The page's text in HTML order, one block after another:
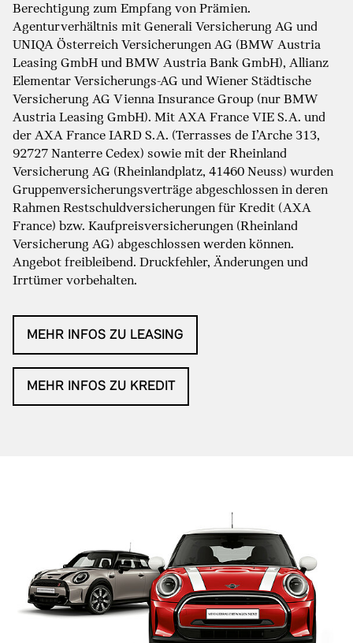
Berechtigung zum Empfang von Prämien.
Agenturverhältnis mit Generali Versicherung AG und
UNIQA Österreich Versicherungen AG (BMW Austria
Leasing GmbH und BMW Austria Bank GmbH), Allianz
Elementar Versicherungs-AG und Wiener Städtische
Versicherung AG Vienna Insurance Group (nur BMW
Austria Leasing GmbH). Mit AXA France VIE S.A. und
der AXA France IARD S.A. (Terrasses de I’Arche 313,
92727 Nanterre Cedex) sowie mit der Rheinland
Versicherung AG (Rheinlandplatz, 41460 Neuss) wurden
Gruppenversicherungsverträge abgeschlossen in deren
Rahmen Restschuldversicherungen für Kredit (AXA
France) bzw. Kaufpreisversicherungen (Rheinland
Versicherung AG) abgeschlossen werden können.
Angebot freibleibend. Druckfehler, Änderungen und
Irrtümer vorbehalten.
MEHR INFOS ZU LEASING
MEHR INFOS ZU KREDIT